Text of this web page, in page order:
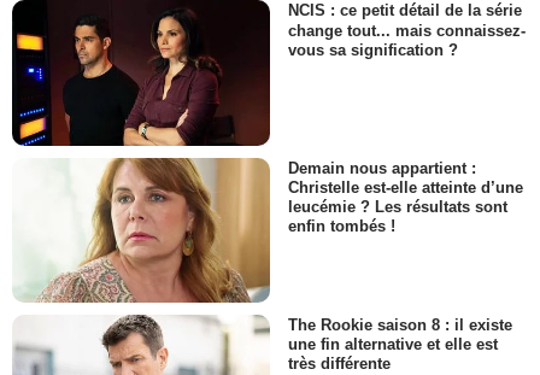
NCIS : ce petit détail de la série
change tout... mais connaissez-
vous sa signification ?
Demain nous appartient :
Christelle est-elle atteinte d’une
leucémie ? Les résultats sont
enfin tombés !
The Rookie saison 8 : il existe
une fin alternative et elle est
très différente